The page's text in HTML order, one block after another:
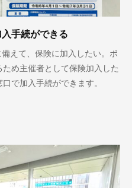
手続ができる
えて、保険に加入したい。ボ
め主催者として保険加入した
で加入手続ができます。